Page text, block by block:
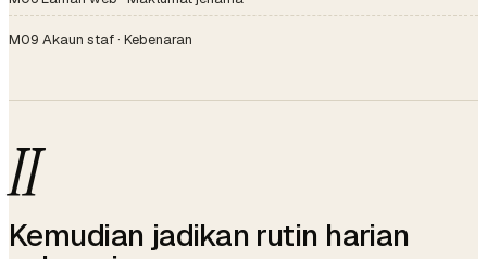
M09 Akaun staf · Kebenaran
II
Kemudian jadikan rutin harian